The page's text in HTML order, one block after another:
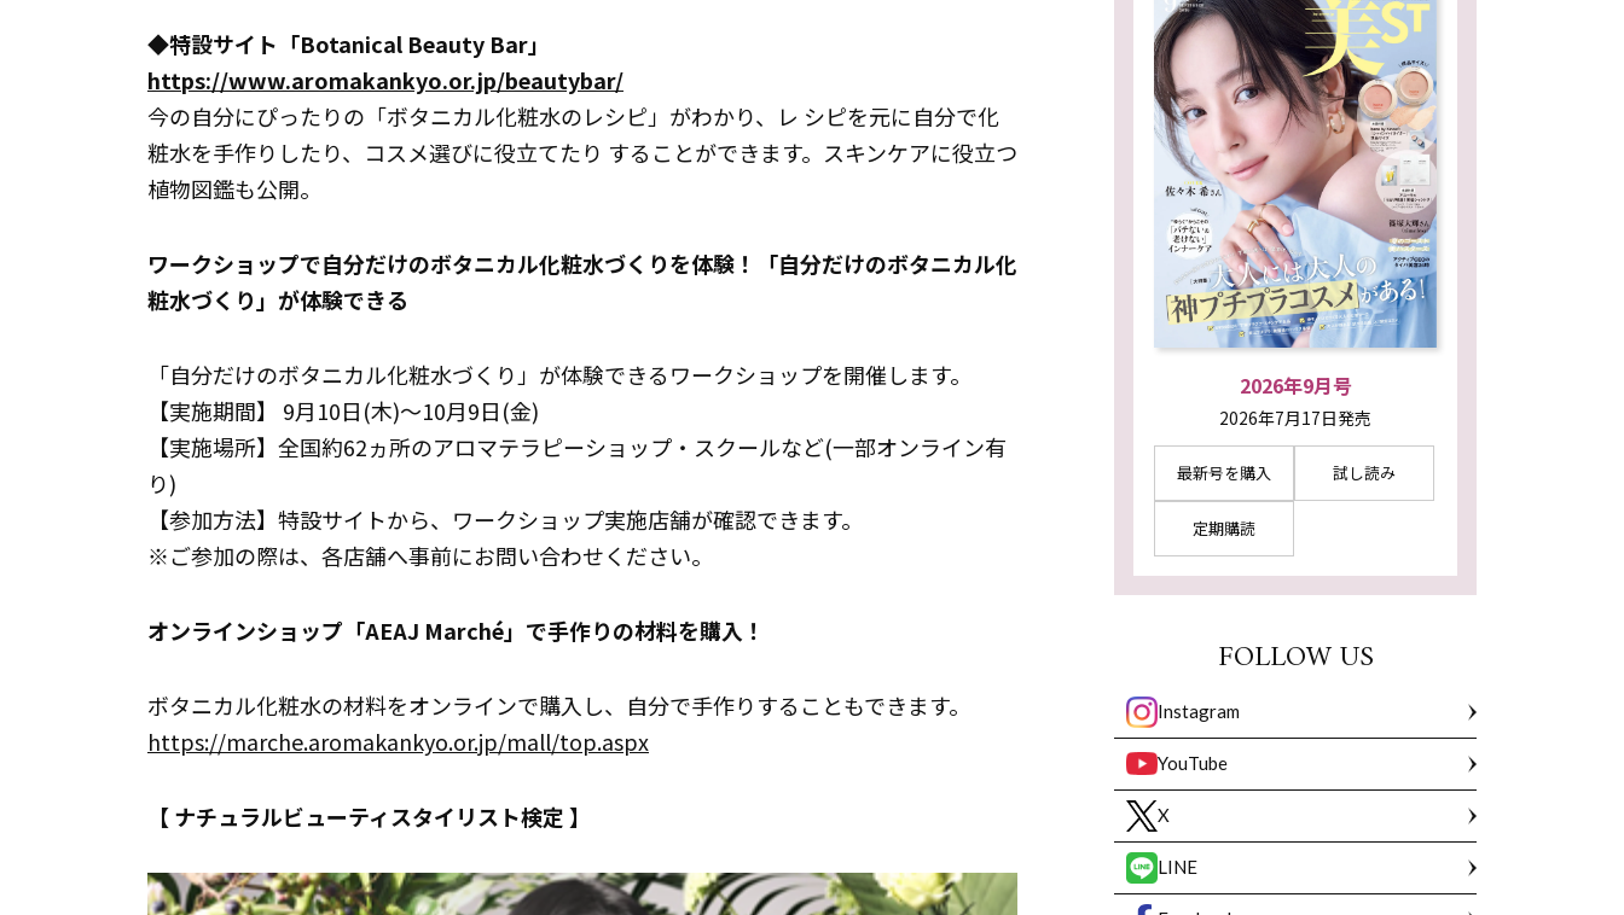
◆特設サイト「Botanical Beauty Bar」
https://www.aromakankyo.or.jp/beautybar/
今の自分にぴったりの「ボタニカル化粧水のレシピ」がわかり、レ シピを元に自分で化
粧水を手作りしたり、コスメ選びに役立てたり することができます。スキンケアに役立つ
植物図鑑も公開。
ワークショップで自分だけのボタニカル化粧水づくりを体験！
「自分だけのボタニカル化
粧水づくり」が体験できる
「自分だけのボタニカル化粧水づくり」が体験できるワークショップを開催します。
【実施期間】 9月10日(木)～10月9日(金)
【実施場所】全国約62ヵ所のアロマテラピーショップ・スクールなど(一部オンライン有
り)
【参加方法】特設サイトから、ワークショップ実施店舗が確認できます。
※ご参加の際は、各店舗へ事前にお問い合わせください。
オンラインショップ「AEAJ Marché」で手作りの材料を購入！
ボタニカル化粧水の材料をオンラインで購入し、自分で手作りすることもできます。
https://marche.aromakankyo.or.jp/mall/top.aspx
【 ナチュラルビューティスタイリスト検定 】
2026年9月号
2026年7月17日発売
最新号を購入 試し読み
定期購読
FOLLOW US
Instagram
YouTube
X
LINE